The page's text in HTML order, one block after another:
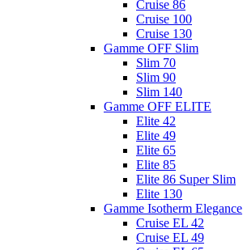
Cruise 86
Cruise 100
Cruise 130
Gamme OFF Slim
Slim 70
Slim 90
Slim 140
Gamme OFF ELITE
Elite 42
Elite 49
Elite 65
Elite 85
Elite 86 Super Slim
Elite 130
Gamme Isotherm Elegance
Cruise EL 42
Cruise EL 49